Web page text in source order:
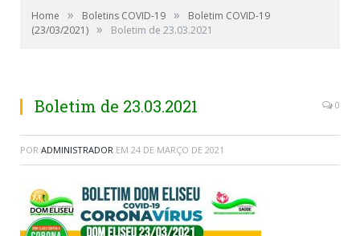
Home » Boletins COVID-19 »
Boletim COVID-19
(23/03/2021) » Boletim de 23.03.2021
Boletim de 23.03.2021 0
POR ADMINISTRADOR EM 24 DE MARÇO DE 2021